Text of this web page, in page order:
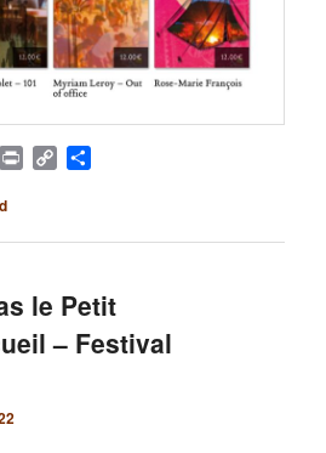
Messenger
Print Copy
le Petit
– Festival